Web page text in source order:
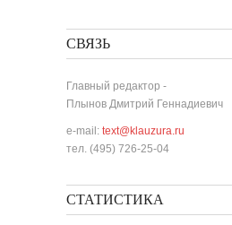
СВЯЗЬ
Главный редактор -
Плынов Дмитрий Геннадиевич
e-mail: text@klauzura.ru
тел. (495) 726-25-04
СТАТИСТИКА